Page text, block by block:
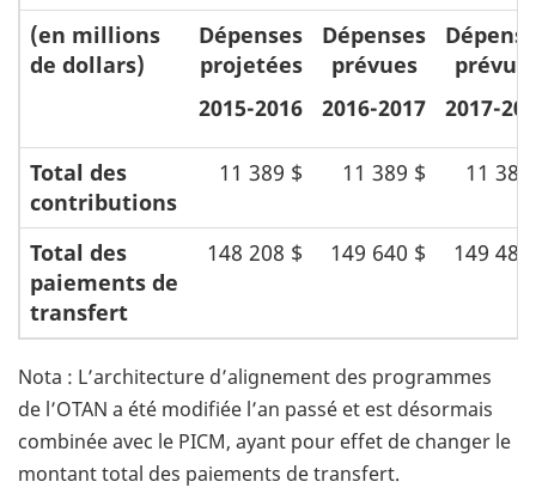
(en millions
de dollars)
Dépenses
projetées
2015-2016
Dépenses
prévues
2016-2017
2017-
Total des
contributions
11 389 $ 11 389 $ 11
Total des
paiements de
transfert
148 208 $ 149 640 $ 149
Nota : L’architecture d’alignement des programmes
de l’OTAN a été modifiée l’an passé et est désormais
combinée avec le PICM, ayant pour effet de changer le
montant total des paiements de transfert.